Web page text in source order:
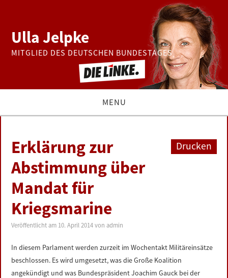
Ulla Jelpke
MITGLIED DES DEUTSCHEN BUNDESTAGES
MENU
BUNDESTAG
PRESSE
ZUR PERSON
DATENSCHUTZERKLÄRUNG
Drucken
Erklärung zur
Abstimmung über
Mandat für
Kriegsmarine
Veröffentlicht am 10. April 2014 vonadmin
In diesem Parlament werden zurzeit im Wochentakt Militäreinsätze
beschlossen. Es wird umgesetzt, was die Große Koalition
angekündigt und was Bundespräsident Joachim Gauck bei der